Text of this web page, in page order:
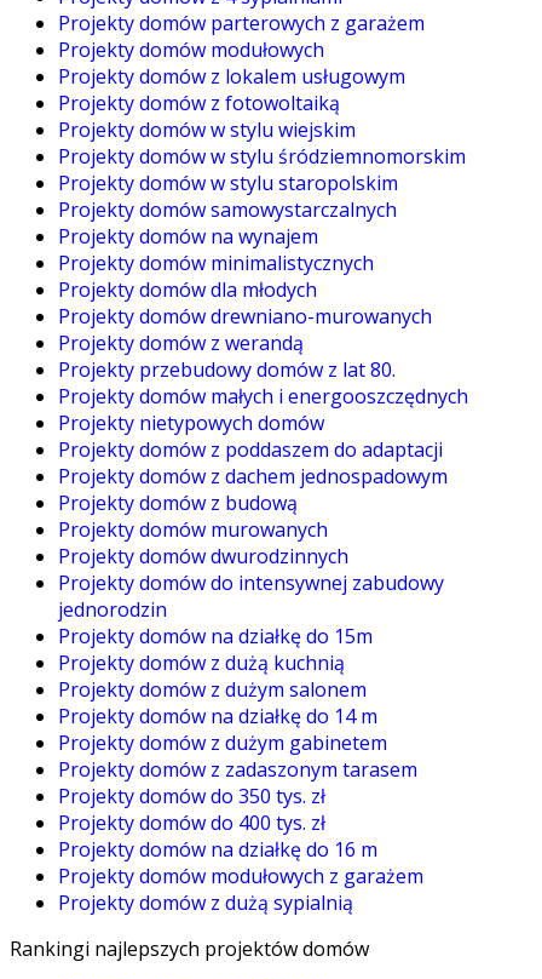
Projekty domów parterowych z garażem
Projekty domów modułowych
Projekty domów z lokalem usługowym
Projekty domów z fotowoltaiką
Projekty domów w stylu wiejskim
Projekty domów w stylu śródziemnomorskim
Projekty domów w stylu staropolskim
Projekty domów samowystarczalnych
Projekty domów na wynajem
Projekty domów minimalistycznych
Projekty domów dla młodych
Projekty domów drewniano-murowanych
Projekty domów z werandą
Projekty przebudowy domów z lat 80.
Projekty domów małych i energooszczędnych
Projekty nietypowych domów
Projekty domów z poddaszem do adaptacji
Projekty domów z dachem jednospadowym
Projekty domów z budową
Projekty domów murowanych
Projekty domów dwurodzinnych
Projekty domów do intensywnej zabudowy
jednorodzin
Projekty domów na działkę do 15m
Projekty domów z dużą kuchnią
Projekty domów z dużym salonem
Projekty domów na działkę do 14 m
Projekty domów z dużym gabinetem
Projekty domów z zadaszonym tarasem
Projekty domów do 350 tys. zł
Projekty domów do 400 tys. zł
Projekty domów na działkę do 16 m
Projekty domów modułowych z garażem
Projekty domów z dużą sypialnią
Rankingi najlepszych projektów domów